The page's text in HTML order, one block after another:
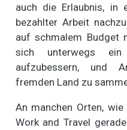
auch die Erlaubnis, in
bezahlter Arbeit
auf schmalem Budget
sich unterwegs
aufzubessern, und
fremden Land zu
An manchen Orten,
Work and Travel